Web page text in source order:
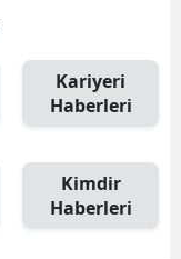
Kariyeri
Haberleri
Kimdir
Haberleri